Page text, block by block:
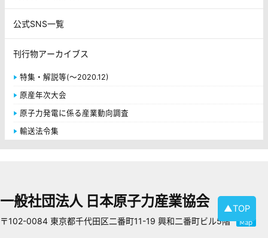
公式SNS一覧
刊行物アーカイブス
特集・解説等(～2020.12)
原産年次大会
原子力発電に係る産業動向調査
輸送法令集
▲TOP
一般社団法人 日本原子力産業協会
〒102-0084 東京都千代田区二番町11-19 興和二番町ビル5階